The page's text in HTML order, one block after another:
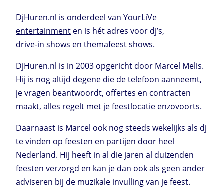
DjHuren.nl is onderdeel van YourLiVe
entertainment en is hét adres voor dj’s,
drive-in shows en themafeest shows.
DjHuren.nl is in 2003 opgericht door Marcel Melis.
Hij is nog altijd degene die de telefoon aanneemt,
je vragen beantwoordt, offertes en contracten
maakt, alles regelt met je feestlocatie enzovoorts.
Daarnaast is Marcel ook nog steeds wekelijks als dj
te vinden op feesten en partijen door heel
Nederland. Hij heeft in al die jaren al duizenden
feesten verzorgd en kan je dan ook als geen ander
adviseren bij de muzikale invulling van je feest.